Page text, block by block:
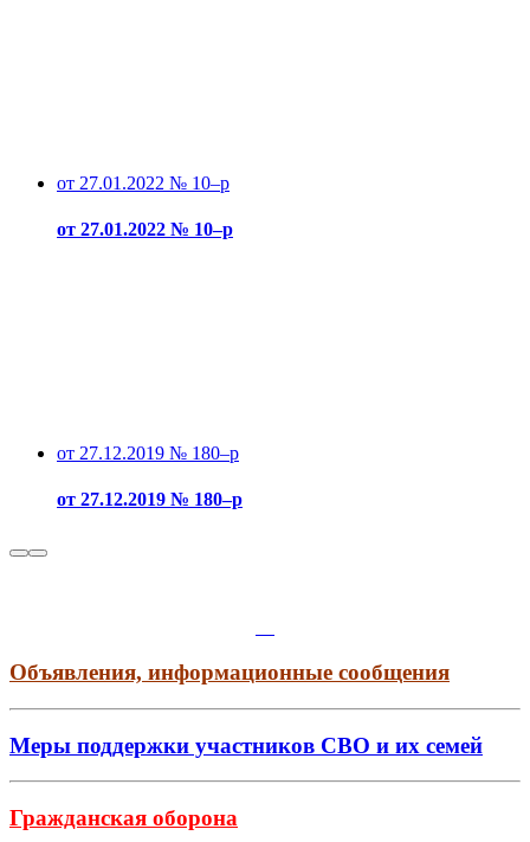
от 27.01.2022 № 10–р
от 27.01.2022 № 10–р
от 27.12.2019 № 180–р
от 27.12.2019 № 180–р
Объявления, информационные сообщения
Меры поддержки участников СВО и их семей
Гражданская оборона